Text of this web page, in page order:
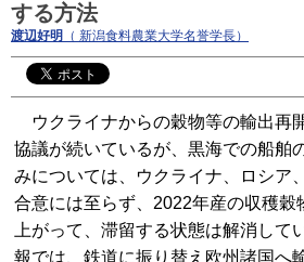
する方法
渡辺好明 （ 新潟食料農業大学名誉学長）
ウクライナからの穀物等の輸出再
協議が続いているが、黒海での船舶
みについては、ウクライナ、ロシア
合意には至らず、2022年産の収穫穀
上がって、滞留する状態は解消して
報では、鉄道に振り替え欧州諸国へ